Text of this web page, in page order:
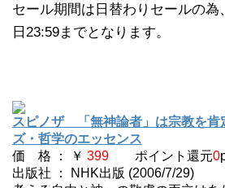
セール期間は日替わりセールの為
日23:59までとなります。
スピノザ 「無神論者」は宗教を肯
ズ・哲学のエッセンス
価 格 ： ￥ 399 ポイント還元0
出版社 ： NHK出版 (2006/7/29)